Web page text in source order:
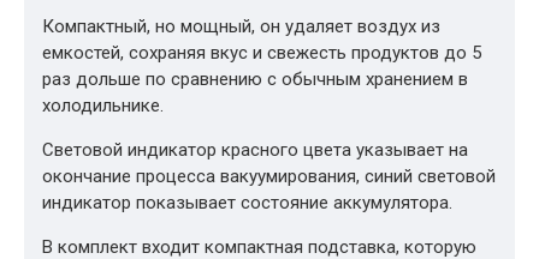
Компактный, но мощный, он удаляет воздух из
емкостей, сохраняя вкус и свежесть продуктов до 5
раз дольше по сравнению с обычным хранением в
холодильнике.
Световой индикатор красного цвета указывает на
окончание процесса вакуумирования, синий световой
индикатор показывает состояние аккумулятора.
В комплект входит компактная подставка, которую